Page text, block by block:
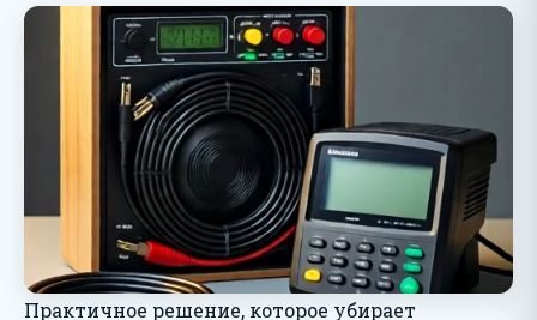
Практичное решение, которое убирает